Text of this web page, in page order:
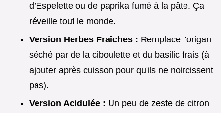
d’Espelette ou de paprika fumé à la pâte. Ça
réveille tout le monde.
Version Herbes Fraîches : Remplace l'origan
séché par de la ciboulette et du basilic frais (à
ajouter après cuisson pour qu'ils ne noircissent
pas).
Version Acidulée : Un peu de zeste de citron